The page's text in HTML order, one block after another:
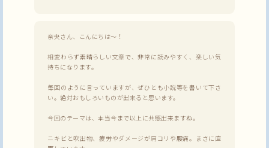
奈央さん、こんにちは〜！
相変わらず素晴らしい文章で、非常に読みやすく、楽しい気
持ちになります。
毎回のように言っていますが、ぜひとも小説等を書いて下さ
い。絶対おもしろいものが出来ると思います。
今回のテーマは、本当今まで以上に共感出来ますね。
ニキビと吹出物、疲労やダメージが肩コリや腰痛。まさに直